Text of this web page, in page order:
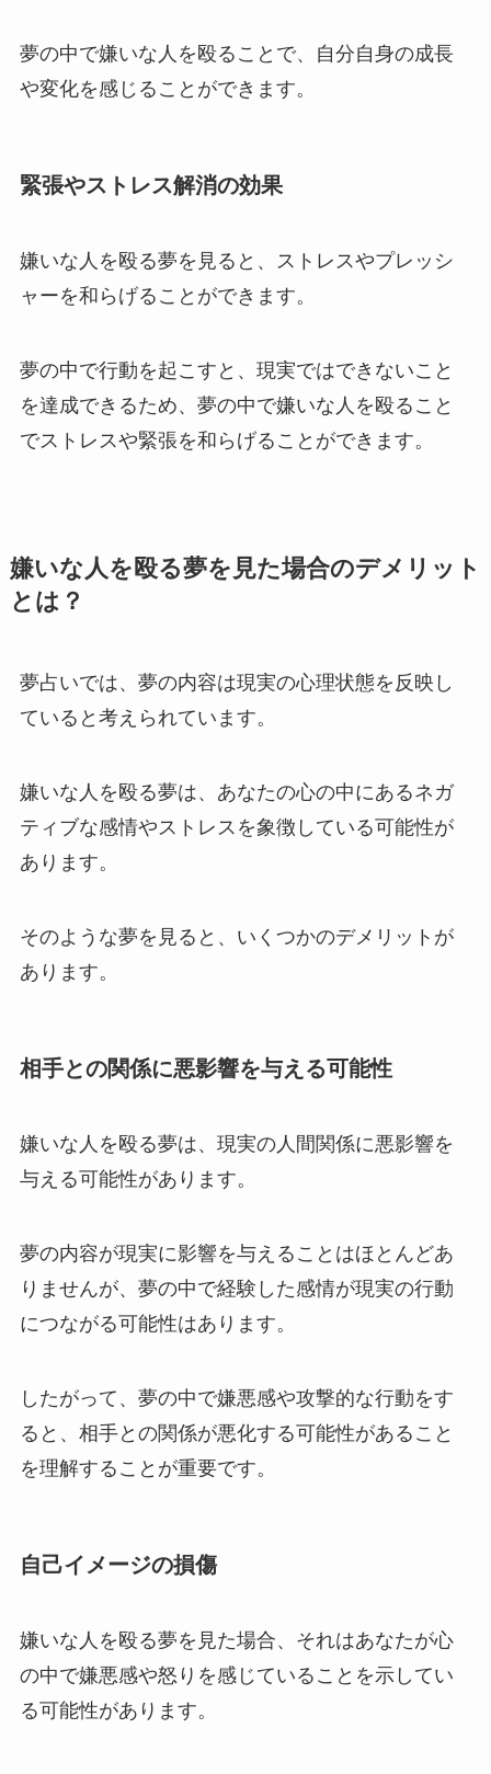
夢の中で嫌いな人を殴ることで、自分自身の成長
や変化を感じることができます。
緊張やストレス解消の効果
嫌いな人を殴る夢を見ると、ストレスやプレッシ
ャーを和らげることができます。
夢の中で行動を起こすと、現実ではできないこと
を達成できるため、夢の中で嫌いな人を殴ること
でストレスや緊張を和らげることができます。
嫌いな人を殴る夢を見た場合のデメリット
とは？
夢占いでは、夢の内容は現実の心理状態を反映し
ていると考えられています。
嫌いな人を殴る夢は、あなたの心の中にあるネガ
ティブな感情やストレスを象徴している可能性が
あります。
そのような夢を見ると、いくつかのデメリットが
あります。
相手との関係に悪影響を与える可能性
嫌いな人を殴る夢は、現実の人間関係に悪影響を
与える可能性があります。
夢の内容が現実に影響を与えることはほとんどあ
りませんが、夢の中で経験した感情が現実の行動
につながる可能性はあります。
したがって、夢の中で嫌悪感や攻撃的な行動をす
ると、相手との関係が悪化する可能性があること
を理解することが重要です。
自己イメージの損傷
嫌いな人を殴る夢を見た場合、それはあなたが心
の中で嫌悪感や怒りを感じていることを示してい
る可能性があります。